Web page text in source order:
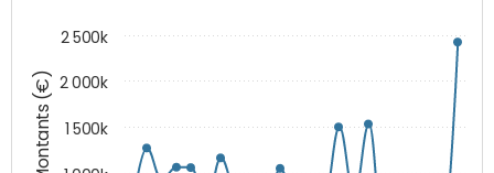
Montants (€) 1 500k
2 000k
2 500k